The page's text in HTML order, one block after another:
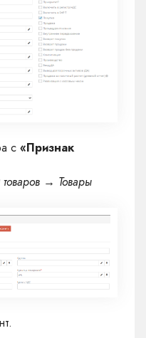
с «Признак
→ Товары